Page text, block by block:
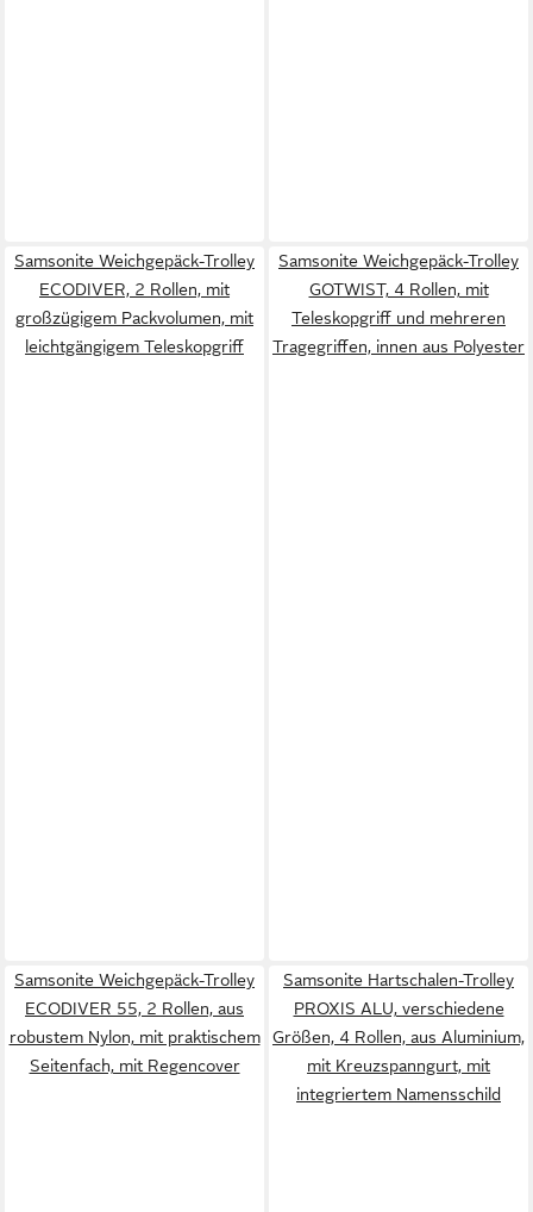
Samsonite Weichgepäck-Trolley
ECODIVER, 2 Rollen, mit
großzügigem Packvolumen, mit
leichtgängigem Teleskopgriff
Samsonite Weichgepäck-Trolley
GOTWIST, 4 Rollen, mit
Teleskopgriff und mehreren
Tragegriffen, innen aus Polyester
Samsonite Weichgepäck-Trolley
ECODIVER 55, 2 Rollen, aus
robustem Nylon, mit praktischem
Seitenfach, mit Regencover
Samsonite Hartschalen-Trolley
PROXIS ALU, verschiedene
Größen, 4 Rollen, aus Aluminium,
mit Kreuzspanngurt, mit
integriertem Namensschild